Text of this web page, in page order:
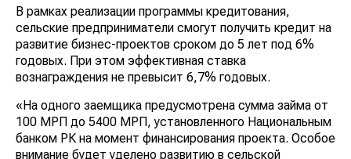
В рамках реализации программы кредитования,
сельские предприниматели смогут получить кредит на
развитие бизнес-проектов сроком до 5 лет под 6%
годовых. При этом эффективная ставка
вознаграждения не превысит 6,7% годовых.
«На одного заемщика предусмотрена сумма займа от
100 МРП до 5400 МРП, установленного Национальным
банком РК на момент финансирования проекта. Особое
внимание будет уделено развитию в сельской